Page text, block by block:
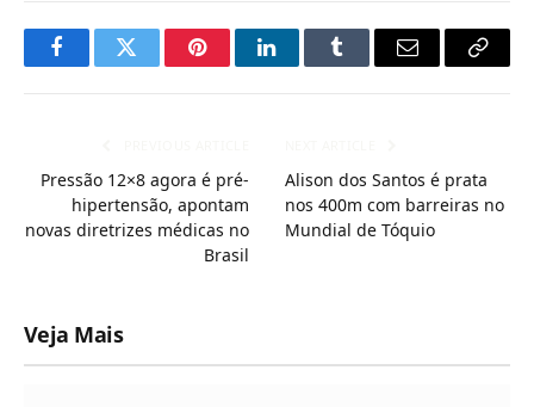
FacebookTwitter PinterestLinkedInTumblr Email
Copy
Pressão 12×8 agora é pré-
hipertensão, apontam
novas diretrizes médicas no
Brasil
Alison dos Santos é prata
nos 400m com barreiras no
Mundial de Tóquio
Veja Mais